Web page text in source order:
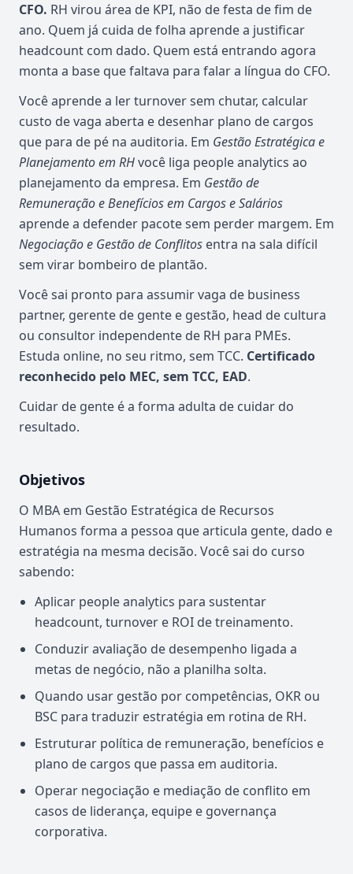
CFO. RH virou área de KPI, não de festa de fim de
ano. Quem já cuida de folha aprende a justificar
headcount com dado. Quem está entrando agora
monta a base que faltava para falar a língua do CFO.
Você aprende a ler turnover sem chutar, calcular
custo de vaga aberta e desenhar plano de cargos
que para de pé na auditoria. Em Gestão Estratégica e
Planejamento em RHvocê liga people analytics ao
planejamento da empresa. Em Gestão de
Remuneração e Benefícios em Cargos e Salários
aprende a defender pacote sem perder margem. Em
Negociação e Gestão de Conflitos entra na sala difícil
sem virar bombeiro de plantão.
Você sai pronto para assumir vaga de business
partner, gerente de gente e gestão, head de cultura
ou consultor independente de RH para PMEs.
Estuda online, no seu ritmo, sem TCC. Certificado
reconhecido pelo MEC, sem TCC, EAD.
Cuidar de gente é a forma adulta de cuidar do
resultado.
Objetivos
O MBA em Gestão Estratégica de Recursos
Humanos forma a pessoa que articula gente, dado e
estratégia na mesma decisão. Você sai do curso
sabendo:
Aplicar people analytics para sustentar
headcount, turnover e ROI de treinamento.
Conduzir avaliação de desempenho ligada a
metas de negócio, não a planilha solta.
Quando usar gestão por competências, OKR ou
BSC para traduzir estratégia em rotina de RH.
Estruturar política de remuneração, benefícios e
plano de cargos que passa em auditoria.
Operar negociação e mediação de conflito em
casos de liderança, equipe e governança
corporativa.